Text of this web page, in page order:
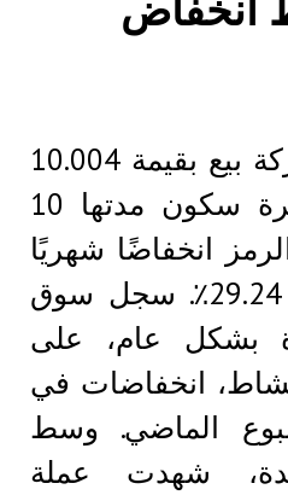
بدأ حوت PEPE حركة بيع بقيمة 10.004
مليار رمز بعد فترة سكون مدتها 10
انخفاضًا شهريًا
في السعر بنسبة 29.24٪. سجل سوق
بشكل عام، على
انخفاضات في
الماضي. وسط
شهدت عملة